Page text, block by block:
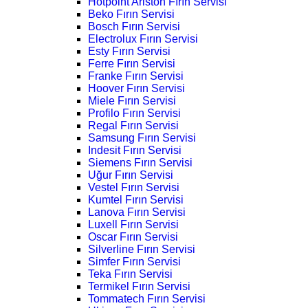
Beko Fırın Servisi
Bosch Fırın Servisi
Electrolux Fırın Servisi
Esty Fırın Servisi
Ferre Fırın Servisi
Franke Fırın Servisi
Hoover Fırın Servisi
Miele Fırın Servisi
Profilo Fırın Servisi
Regal Fırın Servisi
Samsung Fırın Servisi
Indesit Fırın Servisi
Siemens Fırın Servisi
Uğur Fırın Servisi
Vestel Fırın Servisi
Kumtel Fırın Servisi
Lanova Fırın Servisi
Luxell Fırın Servisi
Oscar Fırın Servisi
Silverline Fırın Servisi
Simfer Fırın Servisi
Teka Fırın Servisi
Termikel Fırın Servisi
Tommatech Fırın Servisi